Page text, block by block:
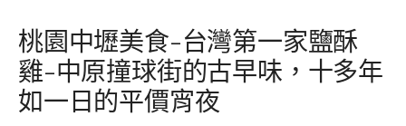
桃園中壢美食-台灣第一家鹽酥
雞-中原撞球街的古早味，十多年
如一日的平價宵夜